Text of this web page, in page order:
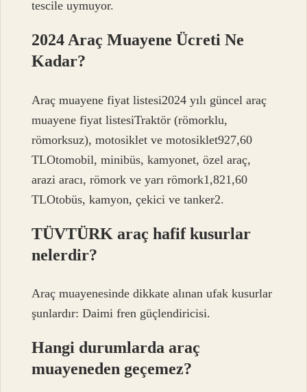
tescile uymuyor.
2024 Araç Muayene Ücreti Ne
Kadar?
Araç muayene fiyat listesi2024 yılı güncel araç
muayene fiyat listesiTraktör (römorklu,
römorksuz), motosiklet ve motosiklet927,60
TLOtomobil, minibüs, kamyonet, özel araç,
arazi aracı, römork ve yarı römork1,821,60
TLOtobüs, kamyon, çekici ve tanker2.
TÜVTÜRK araç hafif kusurlar
nelerdir?
Araç muayenesinde dikkate alınan ufak kusurlar
şunlardır: Daimi fren güçlendiricisi.
Hangi durumlarda araç
muayeneden geçemez?